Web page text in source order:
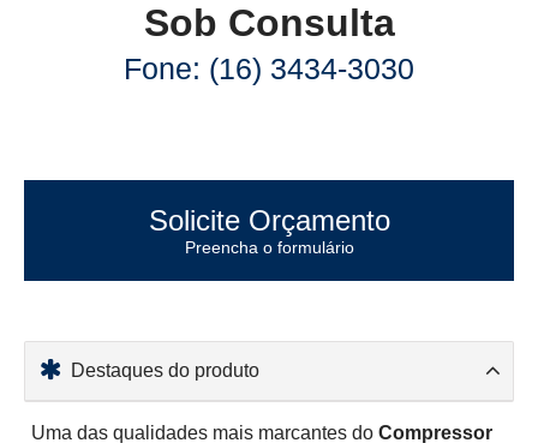
Sob Consulta
Fone: (16) 3434-3030
Solicite Orçamento
Preencha o formulário
Destaques do produto
Uma das qualidades mais marcantes do Compressor